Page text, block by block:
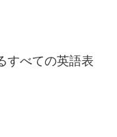
すべての英語表